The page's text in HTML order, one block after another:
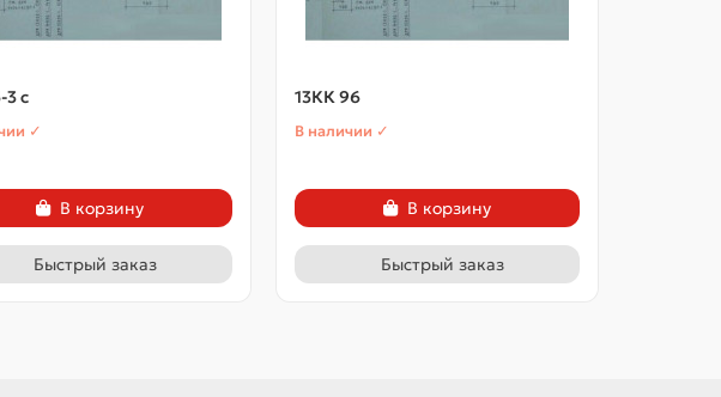
3 с
✓
В корзину
Быстрый заказ
13КК 96
В наличии ✓
В корзину
Быстрый заказ